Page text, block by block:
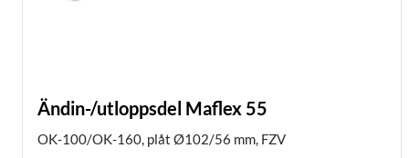
Ändin-/utloppsdel Maflex 55
OK-100/OK-160, plåt Ø102/56 mm, FZV